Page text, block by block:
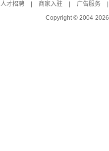
人才招聘 商家入驻 广告服务
Copyright © 2004-2026